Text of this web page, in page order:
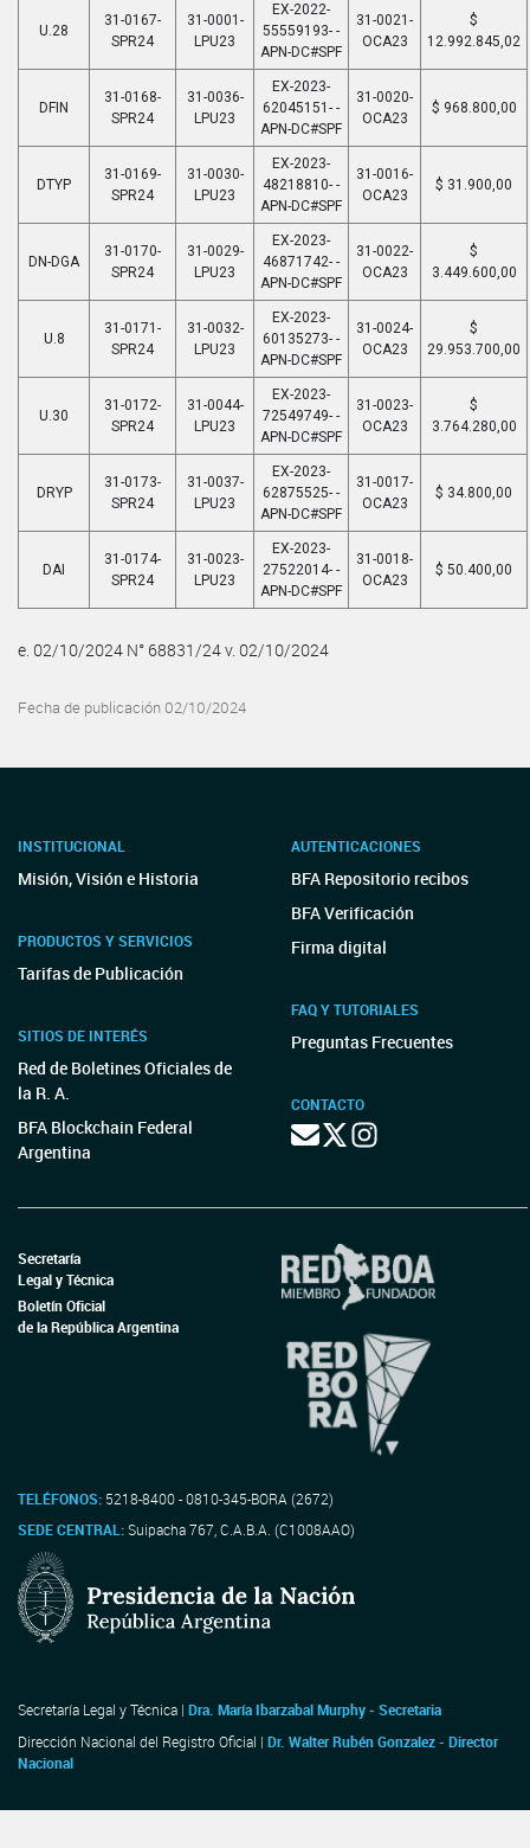
U.28
31-0167-
SPR24
31-0001-
LPU23
EX-2022-
55559193- -
APN-DC#SPF
31-0021-
OCA23
$
12.992.845,02
DFIN
31-0168-
SPR24
31-0036-
LPU23
EX-2023-
62045151- -
APN-DC#SPF
31-0020-
OCA23
$ 968.800,00
DTYP
31-0169-
SPR24
31-0030-
LPU23
EX-2023-
48218810- -
APN-DC#SPF
31-0016-
OCA23
$ 31.900,00
DN-DGA
31-0170-
SPR24
31-0029-
LPU23
EX-2023-
46871742- -
APN-DC#SPF
31-0022-
OCA23
$
3.449.600,00
U.8
31-0171-
SPR24
31-0032-
LPU23
EX-2023-
60135273- -
APN-DC#SPF
31-0024-
OCA23
$
29.953.700,00
U.30
31-0172-
SPR24
31-0044-
LPU23
EX-2023-
72549749- -
APN-DC#SPF
31-0023-
OCA23
$
3.764.280,00
DRYP
31-0173-
SPR24
31-0037-
LPU23
EX-2023-
62875525- -
APN-DC#SPF
31-0017-
OCA23
$ 34.800,00
DAI
31-0174-
SPR24
31-0023-
LPU23
EX-2023-
27522014- -
APN-DC#SPF
31-0018-
OCA23
$ 50.400,00
e. 02/10/2024 N° 68831/24 v. 02/10/2024
Fecha de publicación 02/10/2024
INSTITUCIONAL
Misión, Visión e Historia
PRODUCTOS Y SERVICIOS
Tarifas de Publicación
SITIOS DE INTERÉS
Red de Boletines Oficiales de
la R. A.
BFA Blockchain Federal
Argentina
AUTENTICACIONES
BFA Repositorio recibos
BFA Verificación
Firma digital
FAQ Y TUTORIALES
Preguntas Frecuentes
CONTACTO
Secretaría
Legal y Técnica
Boletín Oficial
de la República Argentina
TELÉFONOS: 5218-8400 - 0810-345-BORA (2672)
SEDE CENTRAL:Suipacha 767, C.A.B.A. (C1008AAO)
Secretaría Legal y Técnica | Dra. María Ibarzabal Murphy - Secretaria
Dirección Nacional del Registro Oficial | Dr. Walter Rubén Gonzalez - Director
Nacional